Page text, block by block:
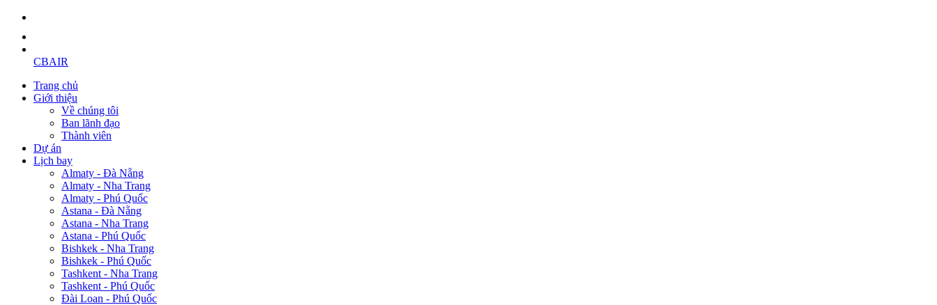
CBAIR
Trang chủ
Giới thiệu
Về chúng tôi
Ban lãnh đạo
Thành viên
Dự án
Lịch bay
Almaty - Đà Nẵng
Almaty - Nha Trang
Almaty - Phú Quốc
Astana - Đà Nẵng
Astana - Nha Trang
Astana - Phú Quốc
Bishkek - Nha Trang
Bishkek - Phú Quốc
Tashkent - Nha Trang
Tashkent - Phú Quốc
Đài Loan - Phú Quốc